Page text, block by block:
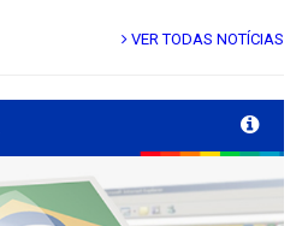
VER TODAS NOTÍCIAS